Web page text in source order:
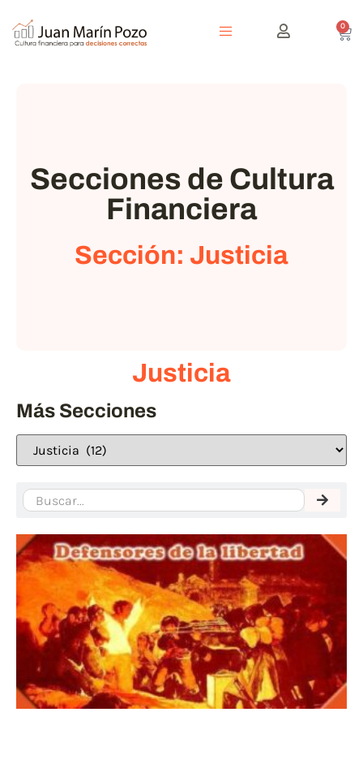
0
Secciones de Cultura
Financiera
Sección: Justicia
Justicia
Más Secciones